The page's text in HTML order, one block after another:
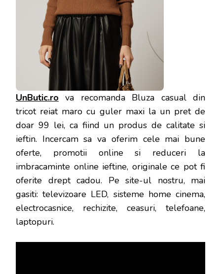
UnButic.ro va recomanda Bluza casual din
tricot reiat maro cu guler maxi la un pret de
doar 99 lei, ca fiind un produs de calitate si
ieftin. Incercam sa va oferim cele mai bune
oferte, promotii online si reduceri la
imbracaminte online ieftine, originale ce pot fi
oferite drept cadou. Pe site-ul nostru, mai
gasiti: televizoare LED, sisteme home cinema,
electrocasnice, rechizite, ceasuri, telefoane,
laptopuri.